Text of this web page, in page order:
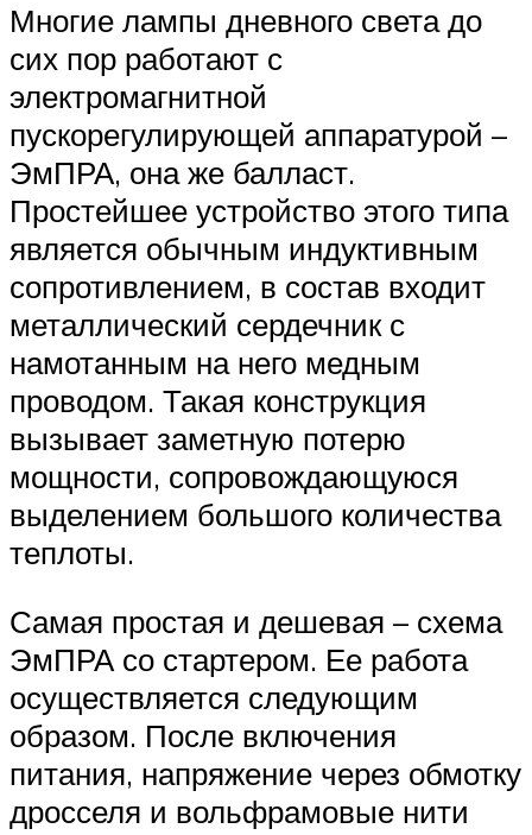
Многие лампы дневного света до
сих пор работают с
электромагнитной
пускорегулирующей аппаратурой –
ЭмПРА, она же балласт.
Простейшее устройство этого типа
является обычным индуктивным
сопротивлением, в состав входит
металлический сердечник с
намотанным на него медным
проводом. Такая конструкция
вызывает заметную потерю
мощности, сопровождающуюся
выделением большого количества
теплоты.
Самая простая и дешевая – схема
ЭмПРА со стартером. Ее работа
осуществляется следующим
образом. После включения
питания, напряжение через обмотку
дросселя и вольфрамовые нити